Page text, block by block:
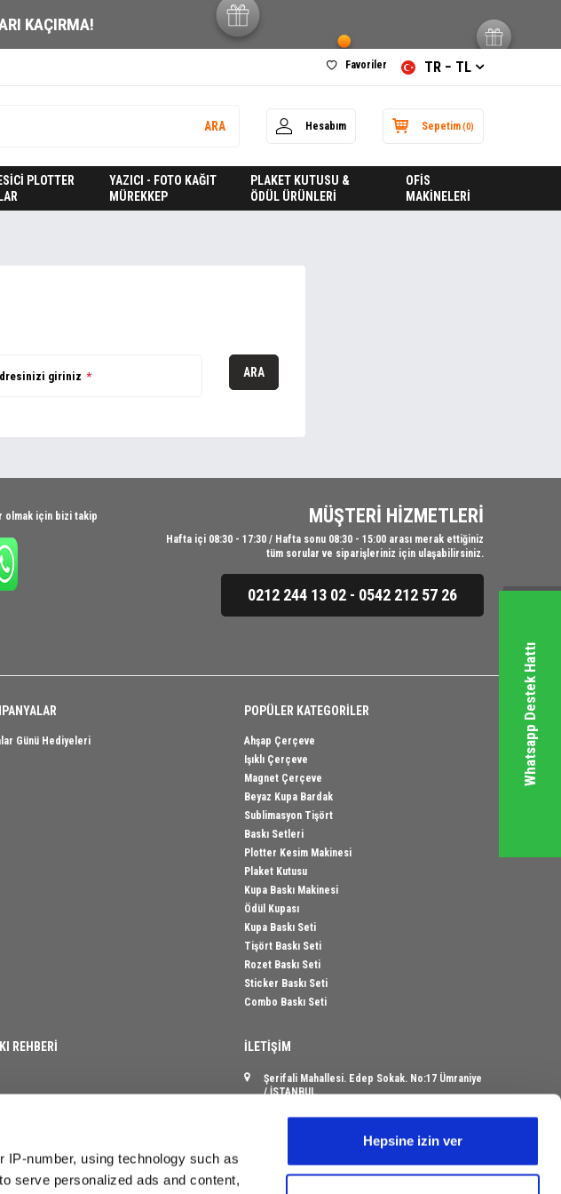
IP-number, using technology such as
serve personalized ads and content,
Hepsine izin ver
Whatsapp Destek Hattı
KAÇIRMA!
Favoriler TR − TL
ARA Hesabım Sepetim(0)
PLOTTER
YAZICI - FOTO KAĞIT
MÜREKKEP
PLAKET KUTUSU &
ÖDÜL ÜRÜNLERİ
OFİS
MAKİNELERİ
giriniz * ARA
olmak için bizi takip
MÜŞTERİ HİZMETLERİ
Hafta içi 08:30 - 17:30 / Hafta sonu 08:30 - 15:00 arası merak ettiğiniz
tüm sorular ve siparişleriniz için ulaşabilirsiniz.
0212 244 13 02 - 0542 212 57 26
Günü Hediyeleri
POPÜLER KATEGORİLER
Ahşap Çerçeve
Işıklı Çerçeve
Magnet Çerçeve
Beyaz Kupa Bardak
Sublimasyon Tişört
Baskı Setleri
Plotter Kesim Makinesi
Plaket Kutusu
Kupa Baskı Makinesi
Ödül Kupası
Kupa Baskı Seti
Tişört Baskı Seti
Rozet Baskı Seti
Sticker Baskı Seti
Combo Baskı Seti
REHBERİ İLETİŞİM
Şerifali Mahallesi. Edep Sokak. No:17 Ümraniye
/ İSTANBUL